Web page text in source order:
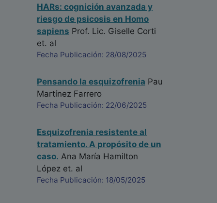
HARs: cognición avanzada y
riesgo de psicosis en Homo
sapiens Prof. Lic. Giselle Corti
et. al
Fecha Publicación: 28/08/2025
Pensando la esquizofrenia Pau
Martínez Farrero
Fecha Publicación: 22/06/2025
Esquizofrenia resistente al
tratamiento. A propósito de un
caso. Ana María Hamilton
López et. al
Fecha Publicación: 18/05/2025